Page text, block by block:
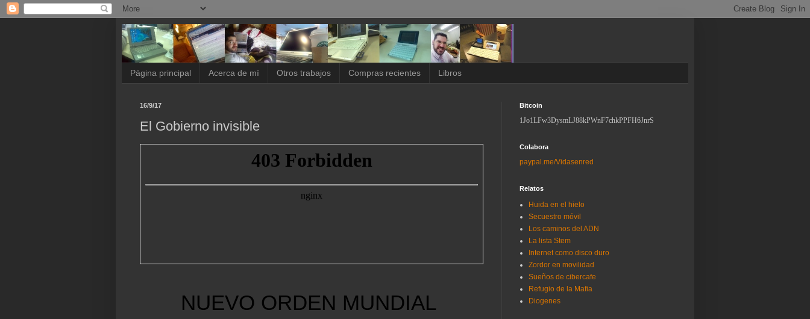
Página principal Acerca de mí Otros trabajos Compras recientes Libros
16/9/17
El Gobierno invisible
NUEVO ORDEN MUNDIAL
Bitcoin
1Jo1LFw3DysmLJ88kPWnF7chkPPFH6JnrS
Colabora
paypal.me/Vidasenred
Relatos
Huida en el hielo
Secuestro móvil
Los caminos del ADN
La lista Stem
Internet como disco duro
Zordor en movilidad
Sueños de cibercafe
Refugio de la Mafia
Diogenes